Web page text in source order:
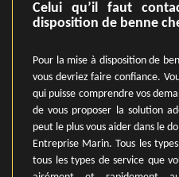
Celui qu’il faut
disposition de benne
Pour la mise à disposition de
vous devriez faire confiance.
qui puisse comprendre vos
de vous proposer la solution
peut le plus vous aider dans le
Entreprise Marin. Tous les
tous les types de service que